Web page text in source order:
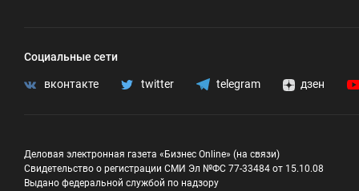
Социальные сети
вконтакте twitter telegram дзен
Деловая электронная газета «Бизнес Online» (на связи)
Свидетельство о регистрации СМИ Эл №ФС 77-33484 от 15.10.08
Выдано федеральной службой по надзору